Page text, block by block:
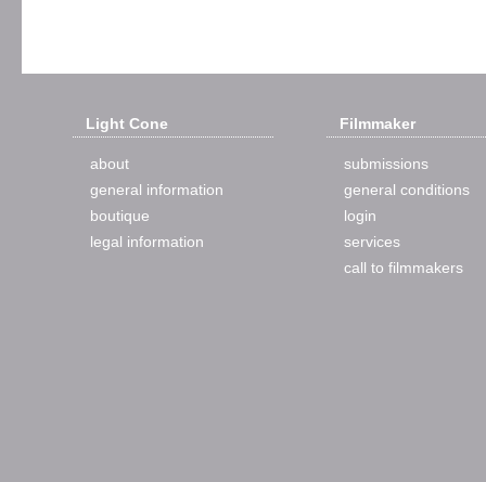
Light Cone
about
general information
boutique
legal information
Filmmaker
submissions
general conditions
login
services
call to filmmakers